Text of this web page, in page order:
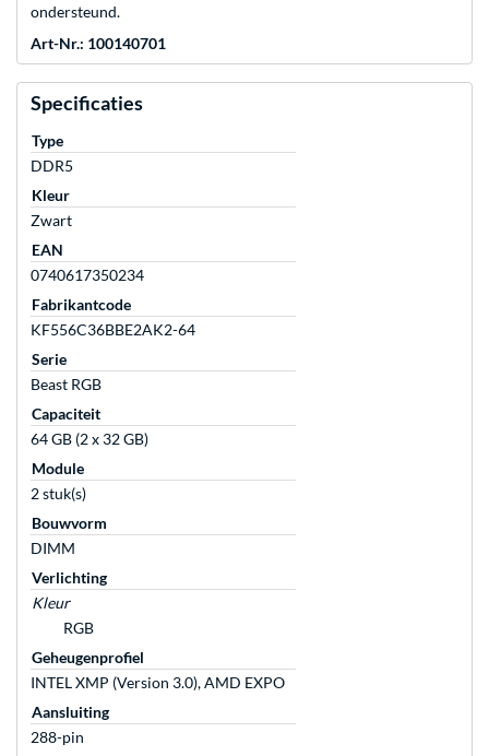
ondersteund.
Art-Nr.: 100140701
Specificaties
Type
DDR5
Kleur
Zwart
EAN
0740617350234
Fabrikantcode
KF556C36BBE2AK2-64
Serie
Beast RGB
Capaciteit
64 GB (2 x 32 GB)
Module
2 stuk(s)
Bouwvorm
DIMM
Verlichting
Kleur
RGB
Geheugenprofiel
INTEL XMP (Version 3.0), AMD EXPO
Aansluiting
288-pin